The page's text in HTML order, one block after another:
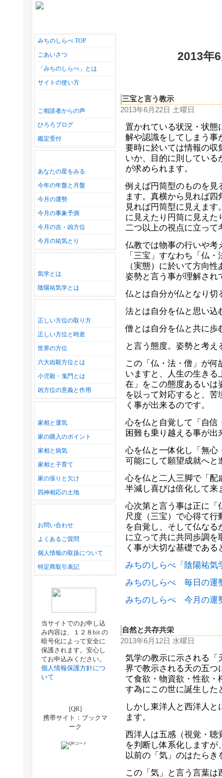
みちのしらべ TOP
ごあいさつ
「みちのしらべ」とは
サイトの使い方
ご相談者からの声
ひろろブログ
鑑定受付
あなたの星をみる
今年の年盤と月盤
今月の運勢
今月の事象予測
今月の吉・凶方位
今月の祐気とり
気学とは
陰陽祐気学とは
正しい方位の取り方
正しい方位と時差
世界の方位
六大凶殺方位とは
小児殺・鬼門とは
凶方位の意義と作用
家相と運気
家の購入のポイント
家相と病気
家相と子育て
家の張りと欠け
四神相応の土地
お問い合わせ
よくあるご質問
個人情報の取扱について
特定商取引表記
当サイトでのお申し込
み内容は、１２８bit の
暗号化によって安全に
保護されます。安心し
てお申込みください。
個人情報保護方針につ
いて
[QR]
携帯サイト：ブックマ
ーク
2013年
三宝と言う教示
2013年6月22日 土曜日
置かれている状況・状態
解や認識をしてしまう事
要時に於いては情報の収
いか、目的に則してい
が求められます。
例えば円筒型のものを見
ます。真横から見れば
見れば円筒型に見えま
に見えたり円筒に見え
二つ以上の視点に立って
仏教では物事の行いや考
「三宝」すなわち「仏
（実態）に於いて方向
姿勢と言う事が理解され
仏とは自分が仏となり切
法とは自分を仏と思い込
僧とは自分を仏と共に歩
と言う態度。姿勢と考え
この「仏・法・僧」が
いますと、人生の生き
在」をこの態度あるいは
を以って対応すると、
く事が出来るのです。
心を仏と自覚して「自信
困難も乗り越える事が出
心を仏と一体化し「無心
可能にして願望成就へと
心を仏と二人三脚で「配
半減し喜びは倍化して来
心次第と言う事は正に「
尺度（三宝）で心得て
を自覚し、そして仏な
に立って共に共同歩調
く事が大切な基礎であ
みちのしらべ「陰陽祐気
みちのしらべ 毎日の運
みちのしらべ 今月の運
自然と共存共栄
2013年6月12日 水曜日
気学の教示に示される「
界で教示される天の五つ
て食欲・物資欲・性欲
す為にこの世に誕生した
しかし東洋人と西洋人
ます。
西洋人は五感（視覚・聴
を判断し体系化します
以前の「気」のはたらき
この「気」と言う言葉